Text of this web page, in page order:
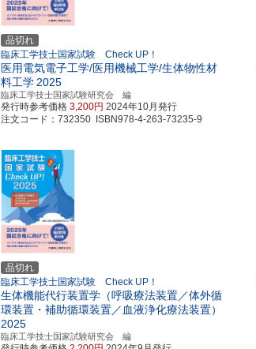
品切れ
臨床工学技士国家試験 Check UP！
医用電気電子工学/医用機械工学/生体物性材
料工学2025
臨床工学技士国家試験研究会 編
発行時参考価格 3,200円 2024年10月発行
注文コード：732350 ISBN978-4-263-73235-9
品切れ
臨床工学技士国家試験 Check UP！
生体機能代行装置学（呼吸療法装置／体外循
環装置・補助循環装置／血液浄化療法装置）
2025
臨床工学技士国家試験研究会 編